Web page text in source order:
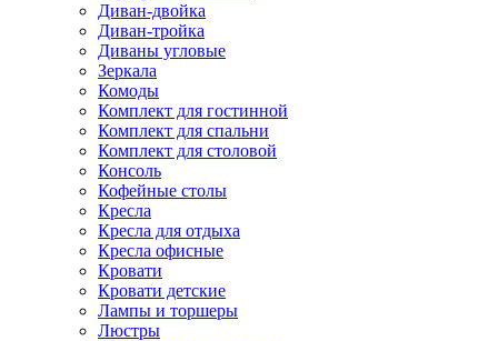
Диван-двойка
Диван-тройка
Диваны угловые
Зеркала
Комоды
Комплект для гостинной
Комплект для спальни
Комплект для столовой
Консоль
Кофейные столы
Кресла
Кресла для отдыха
Кресла офисные
Кровати
Кровати детские
Лампы и торшеры
Люстры